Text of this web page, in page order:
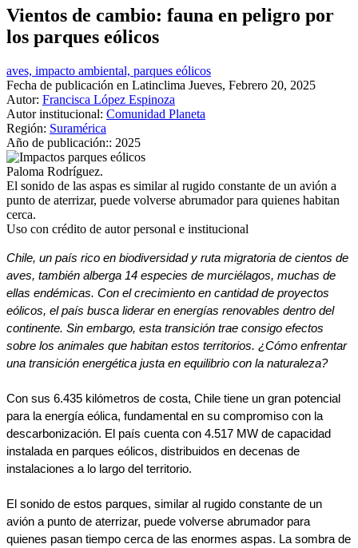
Vientos de cambio: fauna en peligro por
los parques eólicos
aves, impacto ambiental, parques eólicos
Fecha de publicación en Latinclima Jueves, Febrero 20, 2025
Autor: Francisca López Espinoza
Autor institucional: Comunidad Planeta
Región: Suramérica
Año de publicación:: 2025
Paloma Rodríguez.
El sonido de las aspas es similar al rugido constante de un avión a
punto de aterrizar, puede volverse abrumador para quienes habitan
cerca.
Uso con crédito de autor personal e institucional
Chile, un país rico en biodiversidad y ruta migratoria de cientos de
aves, también alberga 14 especies de murciélagos, muchas de
ellas endémicas. Con el crecimiento en cantidad de proyectos
eólicos, el país busca liderar en energías renovables dentro del
continente. Sin embargo, esta transición trae consigo efectos
sobre los animales que habitan estos territorios. ¿Cómo enfrentar
una transición energética justa en equilibrio con la naturaleza?
Con sus 6.435 kilómetros de costa, Chile tiene un gran potencial
para la energía eólica, fundamental en su compromiso con la
descarbonización. El país cuenta con 4.517 MW de capacidad
instalada en parques eólicos, distribuidos en decenas de
instalaciones a lo largo del territorio.
El sonido de estos parques, similar al rugido constante de un
avión a punto de aterrizar, puede volverse abrumador para
quienes pasan tiempo cerca de las enormes aspas. La sombra de